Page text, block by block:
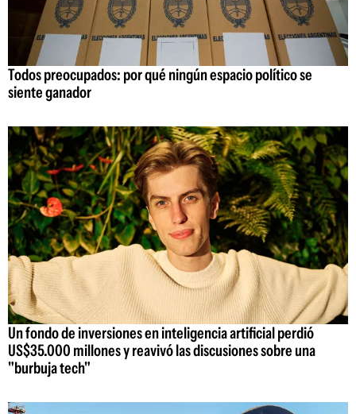
Todos preocupados: por qué ningún espacio político se
siente ganador
Un fondo de inversiones en inteligencia artificial perdió
US$35.000 millones y reavivó las discusiones sobre una
"burbuja tech"